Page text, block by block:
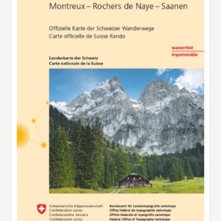
sur la Horeflue est un sentier didactique
et la photo des fleurs. Quel plaisir de découvrir
telle autre la globulaire à feuilles en cœur! Le
bref passage sur la Horeflue étant exposé et
raide, il est déconseillé aux randonneurs qui
n’ont pas le pied sûr. En haut, une belle vue sur
Gstaad récompense les efforts. On y trouve
une table de pique-nique et un foyer pour
grillades. Logiquement, le chemin du retour
vers Horeneggli est tout aussi raide que celui
de la montée. D’ici, un télésiège descend à
Schönried. Les marcheurs peuvent cependant
choisir le chemin qui mène à Saanenmöser. Il
traverse des prairies pour rejoindre le petit
village bien desservi par le train.